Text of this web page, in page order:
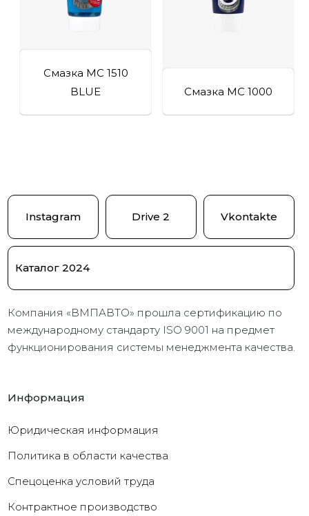
Смазка МС 1510
BLUE
Смазка МС 1000
Instagram Drive 2 Vkontakte
Каталог 2024
Компания «ВМПАВТО» прошла сертификацию по
международному стандарту ISO 9001 на предмет
функционирования системы менеджмента качества.
Информация
Юридическая информация
Политика в области качества
Cпецоценка условий труда
Контрактное производство